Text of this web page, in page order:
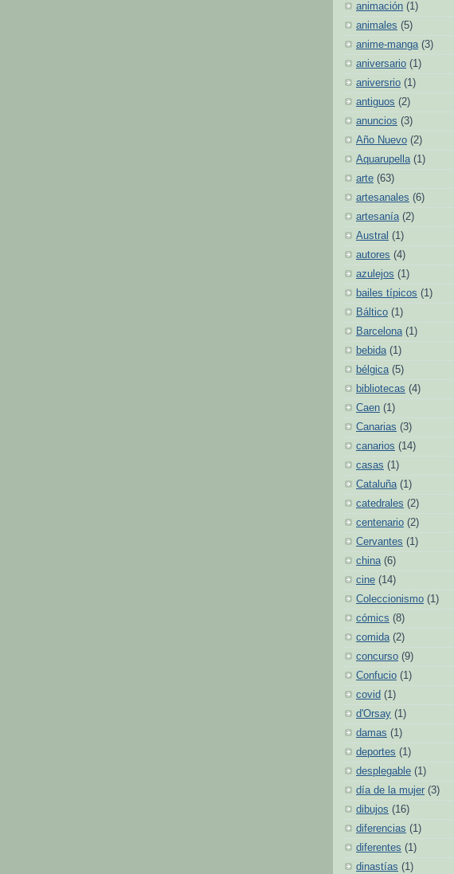
animación (1)
animales (5)
anime-manga (3)
aniversario (1)
aniversrio (1)
antiguos (2)
anuncios (3)
Año Nuevo (2)
Aquarupella (1)
arte (63)
artesanales (6)
artesanía (2)
Austral (1)
autores (4)
azulejos (1)
bailes típicos (1)
Báltico (1)
Barcelona (1)
bebida (1)
bélgica (5)
bibliotecas (4)
Caen (1)
Canarias (3)
canarios (14)
casas (1)
Cataluña (1)
catedrales (2)
centenario (2)
Cervantes (1)
china (6)
cine (14)
Coleccionismo (1)
cómics (8)
comida (2)
concurso (9)
Confucio (1)
covid (1)
d'Orsay (1)
damas (1)
deportes (1)
desplegable (1)
día de la mujer (3)
dibujos (16)
diferencias (1)
diferentes (1)
dinastías (1)